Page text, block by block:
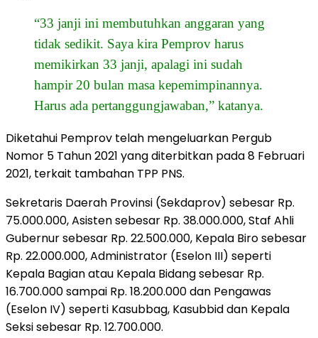
“33 janji ini membutuhkan anggaran yang
tidak sedikit. Saya kira Pemprov harus
memikirkan 33 janji, apalagi ini sudah
hampir 20 bulan masa kepemimpinannya.
Harus ada pertanggungjawaban,” katanya.
Diketahui Pemprov telah mengeluarkan Pergub
Nomor 5 Tahun 2021 yang diterbitkan pada 8 Februari
2021, terkait tambahan TPP PNS.
Sekretaris Daerah Provinsi (Sekdaprov) sebesar Rp.
75.000.000, Asisten sebesar Rp. 38.000.000, Staf Ahli
Gubernur sebesar Rp. 22.500.000, Kepala Biro sebesar
Rp. 22.000.000, Administrator (Eselon III) seperti
Kepala Bagian atau Kepala Bidang sebesar Rp.
16.700.000 sampai Rp. 18.200.000 dan Pengawas
(Eselon IV) seperti Kasubbag, Kasubbid dan Kepala
Seksi sebesar Rp. 12.700.000.